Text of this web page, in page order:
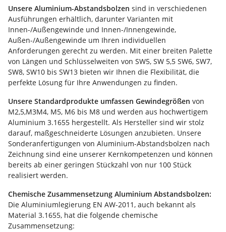
Unsere Aluminium-Abstandsbolzen sind in verschiedenen
Ausführungen erhältlich, darunter Varianten mit
Innen-/Außengewinde und Innen-/Innengewinde,
Außen-/Außengewinde um Ihren individuellen
Anforderungen gerecht zu werden. Mit einer breiten Palette
von Längen und Schlüsselweiten von SW5, SW 5,5 SW6, SW7,
SW8, SW10 bis SW13 bieten wir Ihnen die Flexibilität, die
perfekte Lösung für Ihre Anwendungen zu finden.
Unsere Standardprodukte umfassen Gewindegrößen von
M2,5,M3M4, M5, M6 bis M8 und werden aus hochwertigem
Aluminium 3.1655 hergestellt. Als Hersteller sind wir stolz
darauf, maßgeschneiderte Lösungen anzubieten. Unsere
Sonderanfertigungen von Aluminium-Abstandsbolzen nach
Zeichnung sind eine unserer Kernkompetenzen und können
bereits ab einer geringen Stückzahl von nur 100 Stück
realisiert werden.
Chemische Zusammensetzung Aluminium Abstandsbolzen:
Die Aluminiumlegierung EN AW-2011, auch bekannt als
Material 3.1655, hat die folgende chemische
Zusammensetzung: